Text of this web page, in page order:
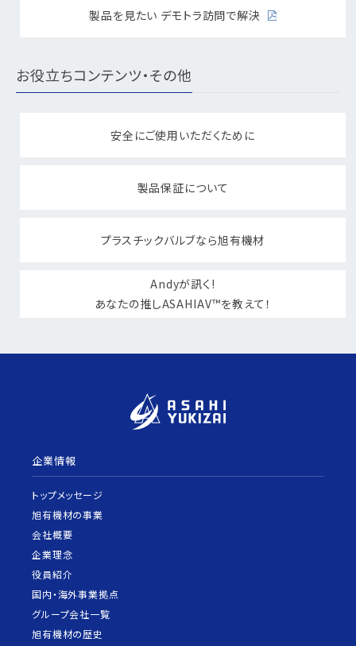
製品を見たい デモトラ訪問で解決
お役立ちコンテンツ・その他
安全にご使用いただくために
製品保証について
プラスチックバルブなら旭有機材
Andyが訊く!
あなたの推しASAHIAV™を教えて！
企業情報
トップメッセージ
旭有機材の事業
会社概要
企業理念
役員紹介
国内・海外事業拠点
グループ会社一覧
旭有機材の歴史